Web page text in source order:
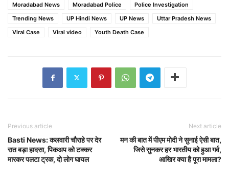
Moradabad News
Moradabad Police
Police Investigation
Trending News
UP Hindi News UP News
Uttar Pradesh News
Viral Case
Viral video Youth Death Case
Previous article
Basti News: कलवारी चौराहे पर देर
रात बड़ा हादसा, पिकअप को टक्कर
मारकर पलटा ट्रक, दो लोग घायल
Next article
मन की बात में पीएम मोदी ने सुनाई ऐसी बात,
जिसे सुनकर हर भारतीय को हुआ गर्व,
आखिर क्या है पूरा मामला?